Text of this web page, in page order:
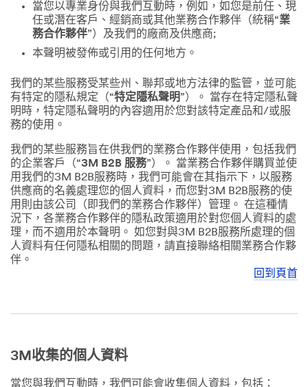
當您以專業身份與我們互動時，例如，如您是前任、現
任或潛在客戶、經銷商或其他業務合作夥伴（統稱“業
務合作夥伴”）及我們的廠商及供應商;
本聲明被發佈或引用的任何地方。
我們的某些服務受某些州、聯邦或地方法律的監管，並可能
有特定的隱私規定（“特定隱私聲明”）。 當存在特定隱私聲
明時，特定隱私聲明的內容適用於您對該特定產品和/或服
務的使用。
我們的某些服務旨在供我們的業務合作夥伴使用，包括我們
的企業客戶（“3M B2B 服務”）。 當業務合作夥伴購買並使
用我們的3M B2B服務時，我們可能會在其指示下，以服務
供應商的名義處理您的個人資料，而您對3M B2B服務的使
用則由該公司（即我們的業務合作夥伴）管理。 在這種情
況下，各業務合作夥伴的隱私政策適用於對您個人資料的處
理，而不適用於本聲明。 如您對與3M B2B服務所處理的個
人資料有任何隱私相關的問題，請直接聯絡相關業務合作夥
伴。
回到頁首
3M收集的個人資料
當您與我們互動時，我們可能會收集個人資料，包括：